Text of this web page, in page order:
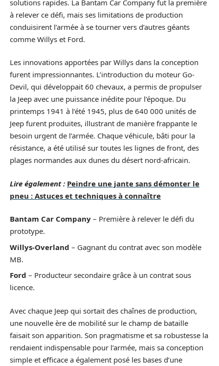
solutions rapides. La Bantam Car Company fut la première
à relever ce défi, mais ses limitations de production
conduisirent l’armée à se tourner vers d’autres géants
comme Willys et Ford.
Les innovations apportées par Willys dans la conception
furent impressionnantes. L’introduction du moteur Go-
Devil, qui développait 60 chevaux, a permis de propulser
la Jeep avec une puissance inédite pour l’époque. Du
printemps 1941 à l’été 1945, plus de 640 000 unités de
Jeep furent produites, illustrant de manière frappante le
besoin urgent de l’armée. Chaque véhicule, bâti pour la
résistance, a été utilisé sur toutes les lignes de front, des
plages normandes aux dunes du désert nord-africain.
Lire également : Peindre une jante sans démonter le
pneu : Astuces et techniques à connaître
Bantam Car Company – Première à relever le défi du
prototype.
Willys-Overland – Gagnant du contrat avec son modèle
MB.
Ford – Producteur secondaire grâce à un contrat sous
licence.
Avec chaque Jeep qui sortait des chaînes de production,
une nouvelle ère de mobilité sur le champ de bataille
faisait son apparition. Son pragmatisme et sa robustesse la
rendaient indispensable pour l’armée, mais sa conception
simple et efficace a également posé les bases d’une